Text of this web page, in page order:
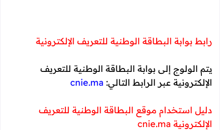
رابط بوابة البطاقة الوطنية للتعريف الإلكترونية
يتم الولوج إلى بوابة البطاقة الوطنية للتعريف
الإلكترونية عبر الرابط التالي: cnie.ma
دليل استخدام موقع البطاقة الوطنية للتعريف
الإلكترونية cnie.ma